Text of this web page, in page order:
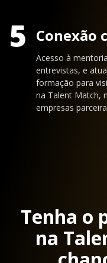
5 Conexão
Acesso à
entrevistas, e
formação para
na Talent Match,
empresas
Tenha o
na